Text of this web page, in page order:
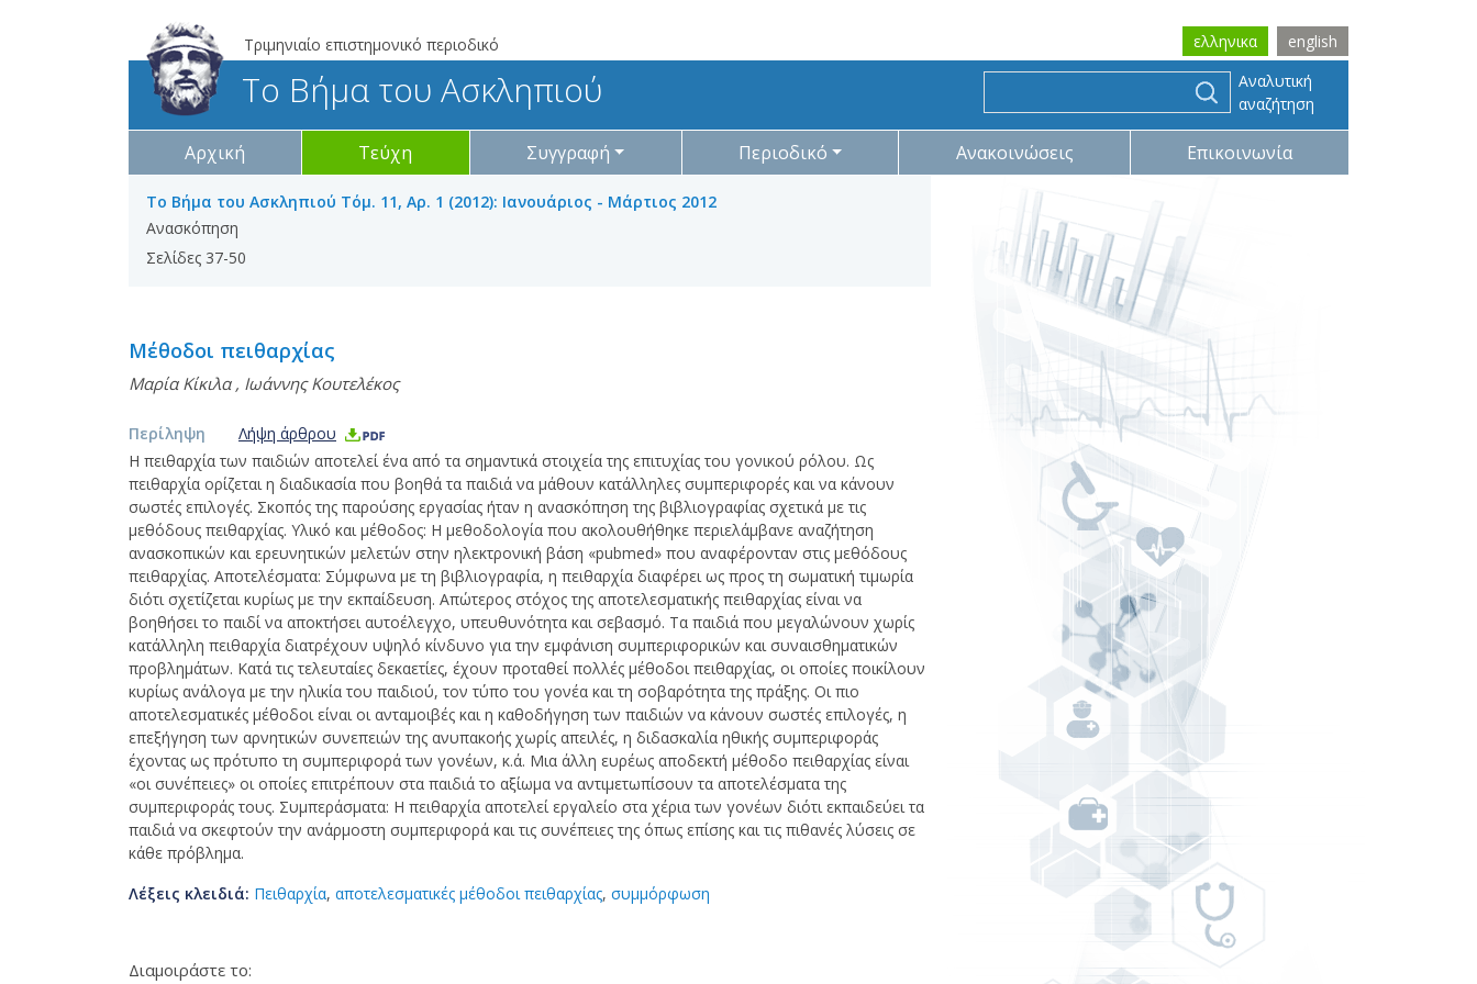
Τριμηνιαίο επιστημονικό περιοδικό ελληνικα english
Το Βήμα του Ασκληπιού
Αναλυτική
αναζήτηση
Αρχική Τεύχη Συγγραφή Περιοδικό Ανακοινώσεις Επικοινωνία
Το Βήμα του Ασκληπιού Τόμ. 11, Αρ. 1 (2012): Ιανουάριος - Μάρτιος 2012
Ανασκόπηση
Σελίδες 37-50
Μέθοδοι πειθαρχίας
Μαρία Κίκιλα, Ιωάννης Κουτελέκος
Περίληψη
Λήψη άρθρου
Η πειθαρχία των παιδιών αποτελεί ένα από τα σημαντικά στοιχεία της επιτυχίας του γονικού ρόλου. Ως
πειθαρχία ορίζεται η διαδικασία που βοηθά τα παιδιά να μάθουν κατάλληλες συμπεριφορές και να κάνουν
σωστές επιλογές. Σκοπός της παρούσης εργασίας ήταν η ανασκόπηση της βιβλιογραφίας σχετικά με τις
μεθόδους πειθαρχίας. Υλικό και μέθοδος: Η μεθοδολογία που ακολουθήθηκε περιελάμβανε αναζήτηση
ανασκοπικών και ερευνητικών μελετών στην ηλεκτρονική βάση «pubmed» που αναφέρονταν στις μεθόδους
πειθαρχίας. Αποτελέσματα: Σύμφωνα με τη βιβλιογραφία, η πειθαρχία διαφέρει ως προς τη σωματική τιμωρία
διότι σχετίζεται κυρίως με την εκπαίδευση. Απώτερος στόχος της αποτελεσματικής πειθαρχίας είναι να
βοηθήσει το παιδί να αποκτήσει αυτοέλεγχο, υπευθυνότητα και σεβασμό. Τα παιδιά που μεγαλώνουν χωρίς
κατάλληλη πειθαρχία διατρέχουν υψηλό κίνδυνο για την εμφάνιση συμπεριφορικών και συναισθηματικών
προβλημάτων. Κατά τις τελευταίες δεκαετίες, έχουν προταθεί πολλές μέθοδοι πειθαρχίας, οι οποίες ποικίλουν
κυρίως ανάλογα με την ηλικία του παιδιού, τον τύπο του γονέα και τη σοβαρότητα της πράξης. Οι πιο
αποτελεσματικές μέθοδοι είναι οι ανταμοιβές και η καθοδήγηση των παιδιών να κάνουν σωστές επιλογές, η
επεξήγηση των αρνητικών συνεπειών της ανυπακοής χωρίς απειλές, η διδασκαλία ηθικής συμπεριφοράς
έχοντας ως πρότυπο τη συμπεριφορά των γονέων, κ.ά. Μια άλλη ευρέως αποδεκτή μέθοδο πειθαρχίας είναι
«οι συνέπειες» οι οποίες επιτρέπουν στα παιδιά το αξίωμα να αντιμετωπίσουν τα αποτελέσματα της
συμπεριφοράς τους. Συμπεράσματα: H πειθαρχία αποτελεί εργαλείο στα χέρια των γονέων διότι εκπαιδεύει τα
παιδιά να σκεφτούν την ανάρμοστη συμπεριφορά και τις συνέπειες της όπως επίσης και τις πιθανές λύσεις σε
κάθε πρόβλημα.
Λέξεις κλειδιά: Πειθαρχία, αποτελεσματικές μέθοδοι πειθαρχίας, συμμόρφωση
Διαμοιράστε το: